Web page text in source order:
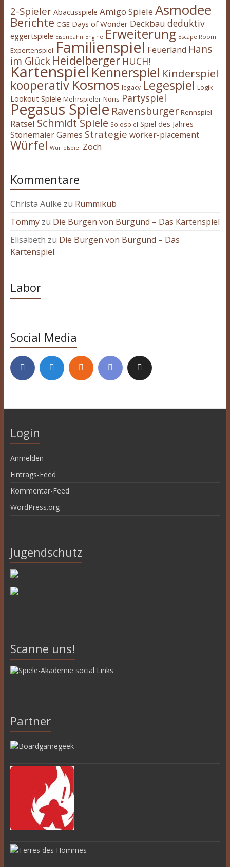
2-Spieler Abacusspiele Amigo Spiele Asmodee
Berichte CGE Days of Wonder Deckbau deduktiv
eggertspiele Eisenbahn Engine Erweiterung Escape Room
Expertenspiel Familienspiel Feuerland Hans
im Glück Heidelberger HUCH!
Kartenspiel Kennerspiel Kinderspiel
kooperativ Kosmos legacy Legespiel Logik
Lookout Spiele Mehrspieler Noris Partyspiel
Pegasus Spiele Ravensburger Rennspiel
Rätsel Schmidt Spiele Solospiel Spiel des Jahres
Stonemaier Games Strategie worker-placement
Würfel Würfelspiel Zoch
Kommentare
Christa Aulke zu Rummikub
Tommyzu Die Burgen von Burgund – Das Kartenspiel
Elisabeth zu Die Burgen von Burgund – Das
Kartenspiel
Labor
Social Media
Login
Anmelden
Eintrags-Feed
Kommentar-Feed
WordPress.org
Jugendschutz
Scanne uns!
Partner